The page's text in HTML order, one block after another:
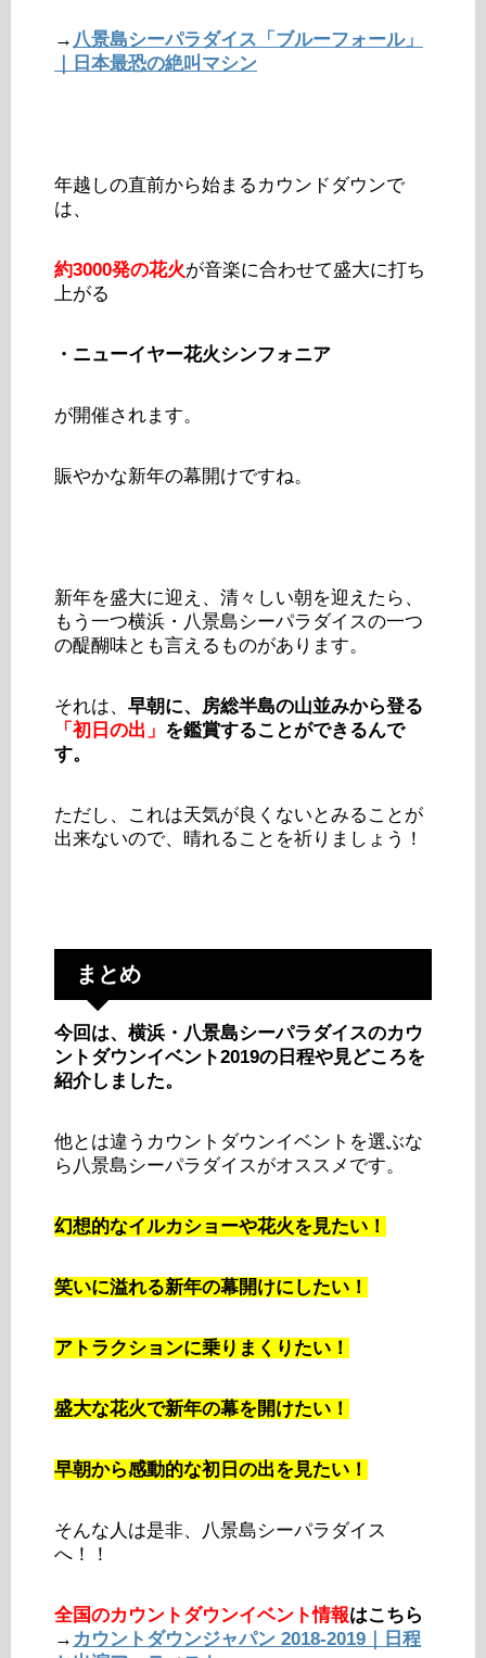
→ 八景島シーパラダイス「ブルーフォール」
｜日本最恐の絶叫マシン
年越しの直前から始まるカウンドダウンで
は、
約3000発の花火が音楽に合わせて盛大に打ち
上がる
・ニューイヤー花火シンフォニア
が開催されます。
賑やかな新年の幕開けですね。
新年を盛大に迎え、清々しい朝を迎えたら、
もう一つ横浜・八景島シーパラダイスの一つ
の醍醐味とも言えるものがあります。
それは、 早朝に、房総半島の山並みから登る
「初日の出」 を鑑賞することができるんで
す。
ただし、これは天気が良くないとみることが
出来ないので、晴れることを祈りましょう！
まとめ
今回は、横浜・八景島シーパラダイスのカウ
ントダウンイベント2019の日程や見どころを
紹介しました。
他とは違うカウントダウンイベントを選ぶな
ら八景島シーパラダイスがオススメです。
幻想的なイルカショーや花火を見たい！
笑いに溢れる新年の幕開けにしたい！
アトラクションに乗りまくりたい！
盛大な花火で新年の幕を開けたい！
早朝から感動的な初日の出を見たい！
そんな人は是非、八景島シーパラダイス
へ！！
全国のカウントダウンイベント情報はこちら
→ カウントダウンジャパン 2018-2019｜日程